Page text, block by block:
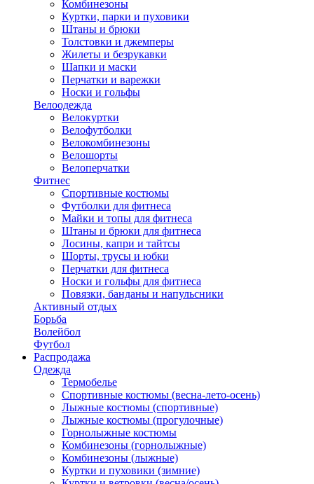
Комбинезоны
Куртки, парки и пуховики
Штаны и брюки
Толстовки и джемперы
Жилеты и безрукавки
Шапки и маски
Перчатки и варежки
Носки и гольфы
Велоодежда
Велокуртки
Велофутболки
Велокомбинезоны
Велошорты
Велоперчатки
Фитнес
Спортивные костюмы
Футболки для фитнеса
Майки и топы для фитнеса
Штаны и брюки для фитнеса
Лосины, капри и тайтсы
Шорты, трусы и юбки
Перчатки для фитнеса
Носки и гольфы для фитнеса
Повязки, банданы и напульсники
Активный отдых
Борьба
Волейбол
Футбол
Распродажа
Одежда
Термобелье
Спортивные костюмы (весна-лето-осень)
Лыжные костюмы (спортивные)
Лыжные костюмы (прогулочные)
Горнолыжные костюмы
Комбинезоны (горнолыжные)
Комбинезоны (лыжные)
Куртки и пуховики (зимние)